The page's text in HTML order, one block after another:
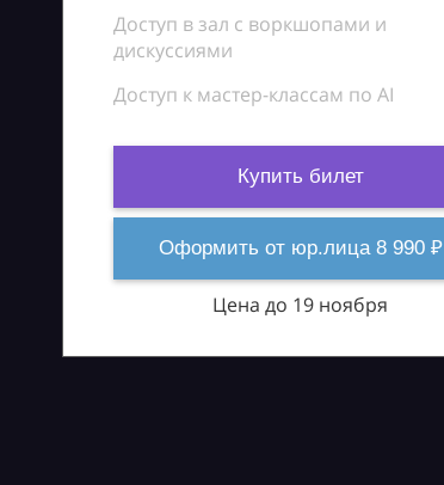
Доступ в зал с воркшопами и
дискуссиями
Доступ к мастер-классам по AI
Купить билет
Оформить от юр.лица 8 990 ₽
Цена до 19 ноября